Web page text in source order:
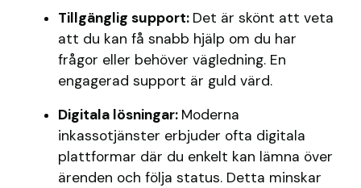
Tillgänglig support: Det är skönt att veta
att du kan få snabb hjälp om du har
frågor eller behöver vägledning. En
engagerad support är guld värd.
Digitala lösningar: Moderna
inkassotjänster erbjuder ofta digitala
plattformar där du enkelt kan lämna över
ärenden och följa status. Detta minskar